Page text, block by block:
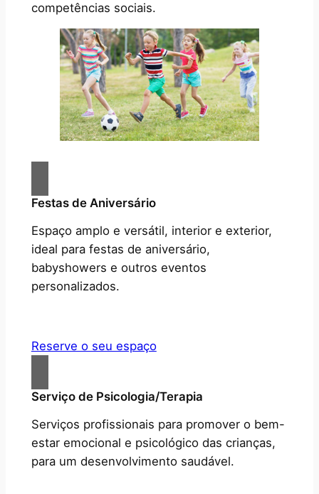
competências sociais.
Festas de Aniversário
Espaço amplo e versátil, interior e exterior,
ideal para festas de aniversário,
babyshowers e outros eventos
personalizados.
Reserve o seu espaço
Serviço de Psicologia/Terapia
Serviços profissionais para promover o bem-
estar emocional e psicológico das crianças,
para um desenvolvimento saudável.